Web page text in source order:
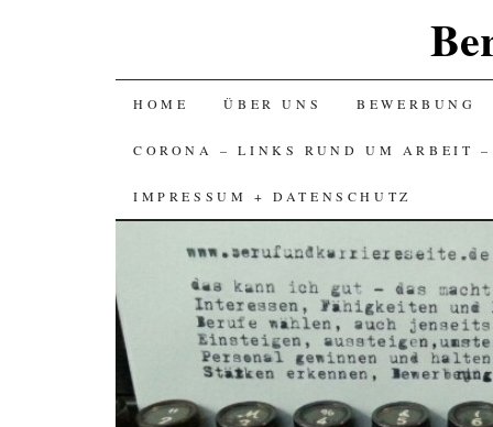
SKIP
TO
CONTENT
HOME ÜBER UNS BEWERBUNG
CORONA – LINKS RUND UM ARBEIT
IMPRESSUM + DATENSCHUTZ